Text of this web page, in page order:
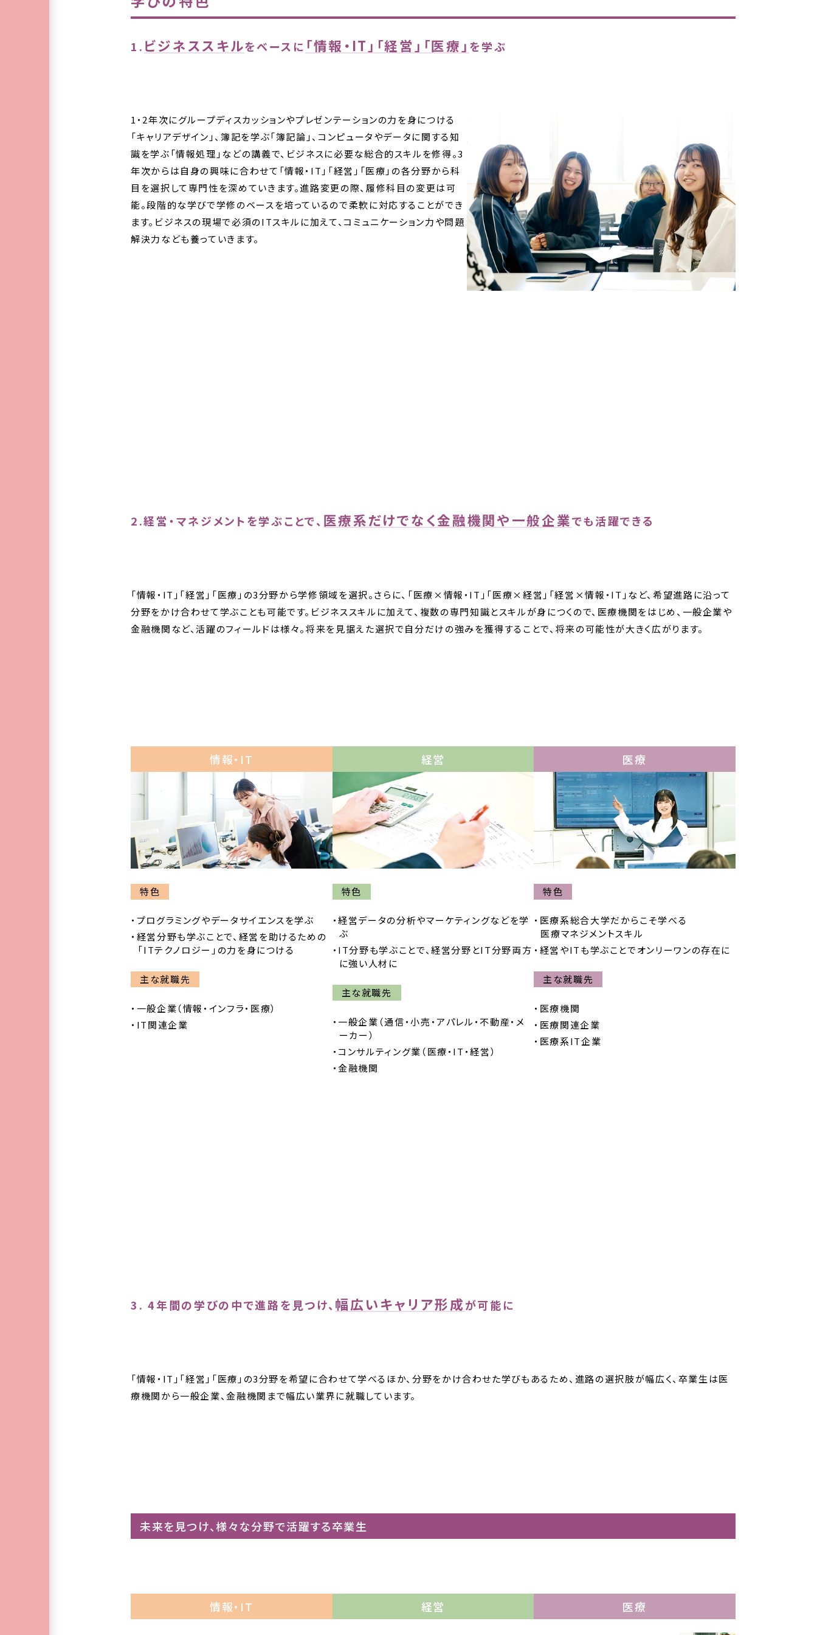
1. ビジネススキルをベースに 「情報・IT」「経営」「医療」 を学ぶ
1・2年次にグループディスカッションやプレゼンテーションの力を身につける
「キャリアデザイン」、簿記を学ぶ「簿記論」、コンピュータやデータに関する知
識を学ぶ「情報処理」などの講義で、ビジネスに必要な総合的スキルを修得。3
年次からは自身の興味に合わせて「情報・IT」「経営」「医療」の各分野から科
目を選択して専門性を深めていきます。進路変更の際、履修科目の変更は可
能。段階的な学びで学修のベースを培っているので柔軟に対応することができ
ます。ビジネスの現場で必須のITスキルに加えて、コミュニケーション力や問題
解決力なども養っていきます。
2.経営・マネジメントを学ぶことで、 医療系だけでなく金融機関や一般企業でも活躍できる
「情報・IT」「経営」「医療」の3分野から学修領域を選択。さらに、「医療×情報・IT」「医療×経営」「経営×情報・IT」など、希望進路に沿って
分野をかけ合わせて学ぶことも可能です。ビジネススキルに加えて、複数の専門知識とスキルが身につくので、医療機関をはじめ、一般企業や
金融機関など、活躍のフィールドは様々。将来を見据えた選択で自分だけの強みを獲得することで、将来の可能性が大きく広がります。
情報・IT
特色
プログラミングやデータサイエンスを学ぶ
経営分野も学ぶことで、経営を助けるための
「ITテクノロジー」の力を身につける
主な就職先
一般企業（情報・インフラ・医療）
IT関連企業
経営
特色
経営データの分析やマーケティングなどを学
ぶ
IT分野も学ぶことで、経営分野とIT分野両方
に強い人材に
主な就職先
一般企業（通信・小売・アパレル・不動産・メ
ーカー）
コンサルティング業（医療・IT・経営）
金融機関
医療
特色
医療系総合大学だからこそ学べる
医療マネジメントスキル
経営やITも学ぶことでオンリーワンの存在に
主な就職先
医療機関
医療関連企業
医療系IT企業
3. 4年間の学びの中で進路を見つけ、 幅広いキャリア形成が可能に
「情報・IT」「経営」「医療」の3分野を希望に合わせて学べるほか、分野をかけ合わせた学びもあるため、進路の選択肢が幅広く、卒業生は医
療機関から一般企業、金融機関まで幅広い業界に就職しています。
未来を見つけ、様々な分野で活躍する卒業生
情報・IT 経営 医療